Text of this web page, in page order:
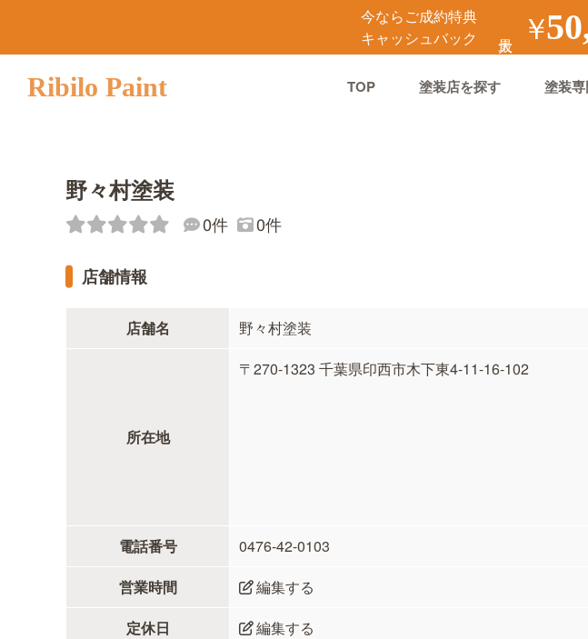
今ならご成約特典
キャッシュバック
￥
Ribilo Paint TOP 塗装店を探す 塗装
野々村塗装
0件 0件
店舗情報
店舗名 野々村塗装
所在地
〒270-1323 千葉県印西市木下東4-11-16-102
電話番号
0476-42-0103
営業時間
編集する
定休日
編集する